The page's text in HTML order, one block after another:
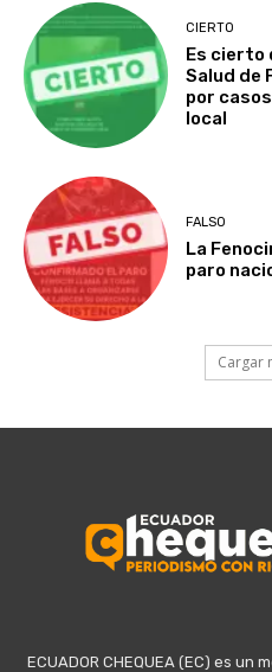
CIERTO
Es cierto
Salud de
por
local
FALSO
La
paro
Cargar
ECUADOR CHEQUEA (EC) es